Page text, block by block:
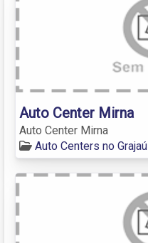
Auto Center Mirna
Auto Center Mirna
Auto Centers no Grajaú